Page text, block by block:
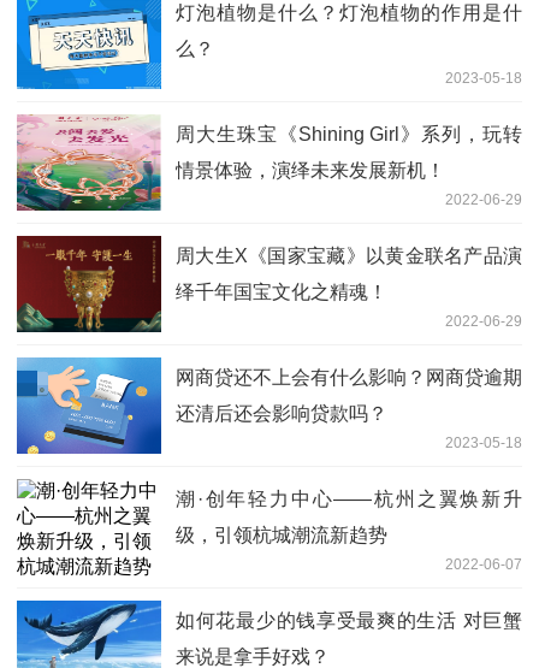
灯泡植物是什么？灯泡植物的作用是什
么？
2023-05-18
周大生珠宝《Shining Girl》系列，玩转
情景体验，演绎未来发展新机！
2022-06-29
周大生X《国家宝藏》以黄金联名产品演
绎千年国宝文化之精魂！
2022-06-29
网商贷还不上会有什么影响？网商贷逾期
还清后还会影响贷款吗？
2023-05-18
潮·创年轻力中心——杭州之翼焕新升
级，引领杭城潮流新趋势
2022-06-07
如何花最少的钱享受最爽的生活 对巨蟹
来说是拿手好戏？